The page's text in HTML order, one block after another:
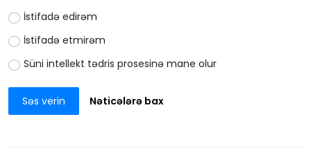
İstifadə edirəm
İstifadə etmirəm
Süni intellekt tədris prosesinə mane olur
Səs verin Nəticələrə bax